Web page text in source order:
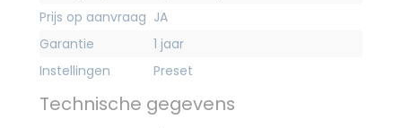
Prijs op aanvraag JA
Garantie
1 jaar
Instellingen
Preset
Technische gegevens